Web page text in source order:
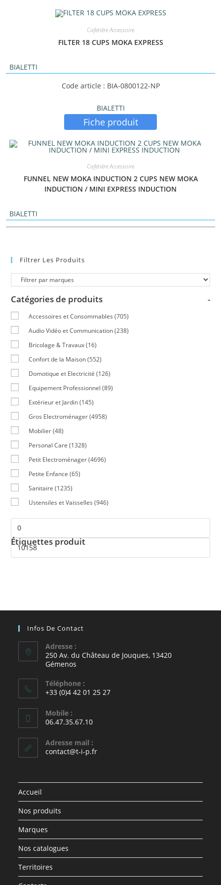
Cafetière Accessoire
FILTER 18 CUPS MOKA EXPRESS
BIALETTI
Code article : BIA-0800122-NP
BIALETTI
Fiche produit
Cafetière Accessoire
FUNNEL NEW MOKA INDUCTION 2 CUPS NEW MOKA
INDUCTION / MINI EXPRESS INDUCTION
BIALETTI
Filtrer Les Produits
Catégories de produits -
Accessoires et Consommables (705)
Audio Vidéo et Communication (238)
Bricolage & Travaux (16)
Confort de la Maison (552)
Domotique et Electricité (126)
Equipement Professionnel (89)
Extérieur et Jardin (145)
Gros Electroménager (4958)
Mobilier (48)
Personal Care (1328)
Petit Electroménager (4696)
Petite Enfance (65)
Sanitaire (1235)
Ustensiles et Vaisselles (946)
Étiquettes produit
Infos De Contact
Adresse :
250 Av. du Château de Jouques, 13420
Gémenos
Téléphone :
+33 (0)4 42 01 25 27
Mobile :
06.47.35.67.10
Adresse mail :
contact@t-i-p.fr
Accueil
Nos produits
Marques
Nos catalogues
Territoires